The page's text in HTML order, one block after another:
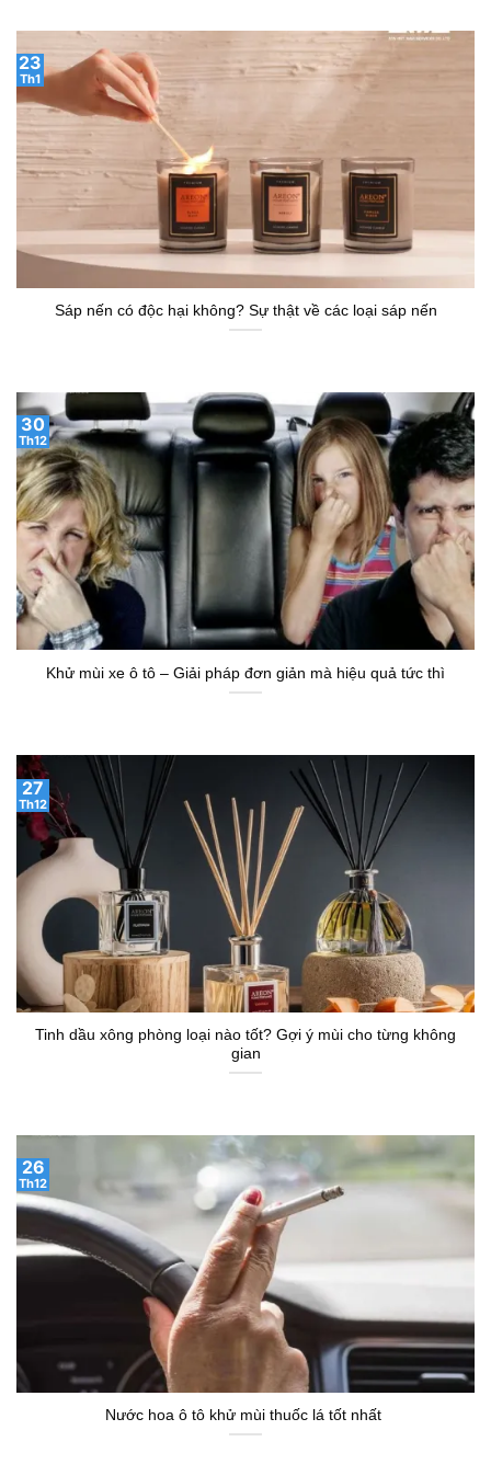
Sáp nến có độc hại không? Sự thật về các loại sáp nến
23
Th1
Khử mùi xe ô tô – Giải pháp đơn giản mà hiệu quả tức thì
30
Th12
Tinh dầu xông phòng loại nào tốt? Gợi ý mùi cho từng không
gian
27
Th12
Nước hoa ô tô khử mùi thuốc lá tốt nhất
26
Th12